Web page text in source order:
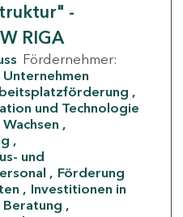
-
RIGA
Fördernehmer:
Unternehmen
und Technologie
und
Förderung
Investitionen in
Beratung